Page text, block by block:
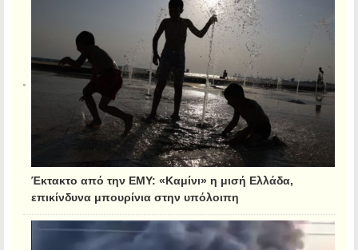
Έκτακτο από την ΕΜΥ: «Καμίνι» η μισή Ελλάδα,
επικίνδυνα μπουρίνια στην υπόλοιπη